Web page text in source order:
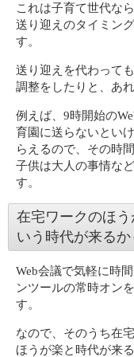
これは子育て世代な
送り迎えのタイミン
す。
送り迎えを代わって
調整をしたりと、あ
例えば、9時開始の
育園に送らないとい
らえるので、その時
子供は大人の事情な
す。
在宅ワークのほ
いう時代が来る
Web会議で気軽に時
ンツールの常時オン
す。
なので、そのうち在
ほうが楽と時代が来